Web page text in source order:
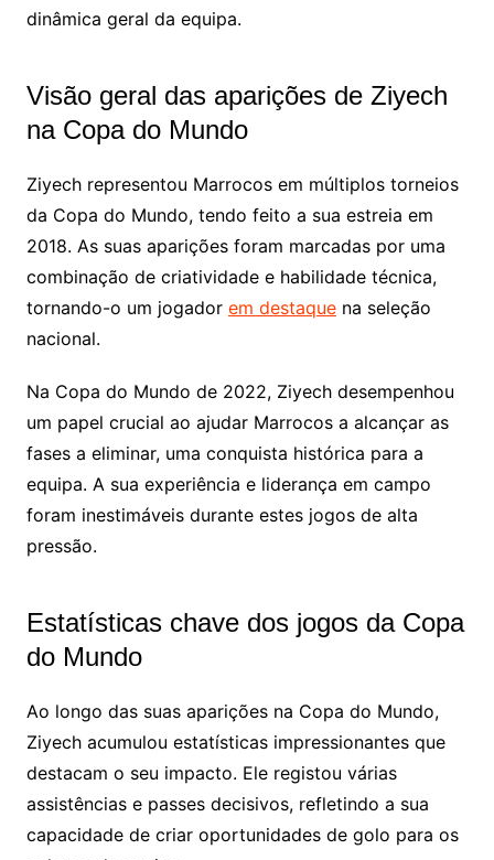
dinâmica geral da equipa.
Visão geral das aparições de Ziyech
na Copa do Mundo
Ziyech representou Marrocos em múltiplos torneios
da Copa do Mundo, tendo feito a sua estreia em
2018. As suas aparições foram marcadas por uma
combinação de criatividade e habilidade técnica,
tornando-o um jogador em destaquena seleção
nacional.
Na Copa do Mundo de 2022, Ziyech desempenhou
um papel crucial ao ajudar Marrocos a alcançar as
fases a eliminar, uma conquista histórica para a
equipa. A sua experiência e liderança em campo
foram inestimáveis durante estes jogos de alta
pressão.
Estatísticas chave dos jogos da Copa
do Mundo
Ao longo das suas aparições na Copa do Mundo,
Ziyech acumulou estatísticas impressionantes que
destacam o seu impacto. Ele registou várias
assistências e passes decisivos, refletindo a sua
capacidade de criar oportunidades de golo para os